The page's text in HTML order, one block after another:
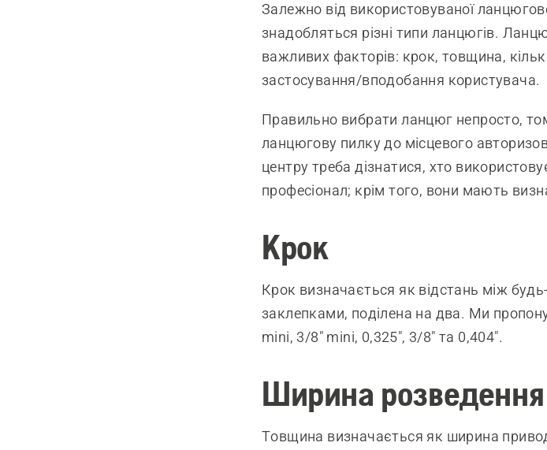
Залежно від використовуваної
знадобляться різні типи ланцюгів.
важливих факторів: крок, товщина,
застосування/вподобання користувача.
Правильно вибрати ланцюг непросто,
ланцюгову пилку до місцевого
центру треба дізнатися, хто
професіонал; крім того, вони мають
Крок
Крок визначається як відстань між
заклепками, поділена на два. Ми
mini, 3/8" mini, 0,325", 3/8" та 0,404".
Ширина розведення
Товщина визначається як ширина